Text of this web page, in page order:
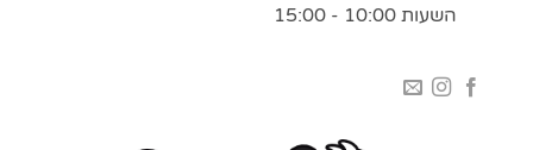
השעות 10:00 - 15:00